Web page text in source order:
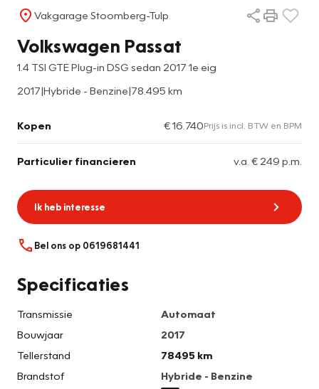
Vakgarage Stoomberg-Tulp
Volkswagen Passat
1.4 TSI GTE Plug-in DSG sedan 2017 1e eig
2017|Hybride - Benzine|78.495 km
Kopen € 16.740Prijs is incl. BTW en BPM
Particulier financieren v.a. € 249 p.m.
Ik heb interesse
Bel ons op 0619681441
Specificaties
Transmissie
Automaat
Bouwjaar
2017
Tellerstand
78495 km
Brandstof
Hybride - Benzine